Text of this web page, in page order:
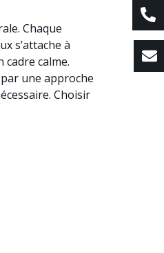
Chaque
s’attache à
calme.
une approche
Choisir